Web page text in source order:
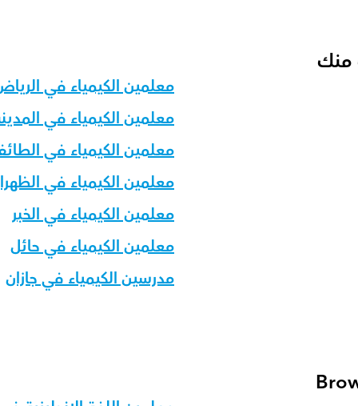
منك
معلمين الكيمياء في
معلمين الكيمياء في
معلمين الكيمياء في
معلمين الكيمياء في
معلمين الكيمياء في الخبر
معلمين الكيمياء في حائل
مدرسين الكيمياء في جازان